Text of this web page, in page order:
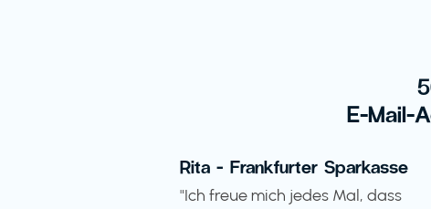
E-Mail-
Rita - Frankfurter Sparkasse
"Ich freue mich jedes Mal, dass